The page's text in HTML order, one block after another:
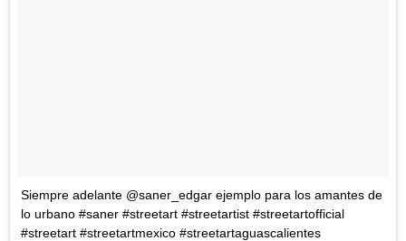
Siempre adelante @saner_edgar ejemplo para los amantes de
lo urbano #saner #streetart #streetartist #streetartofficial
#streetart #streetartmexico #streetartaguascalientes